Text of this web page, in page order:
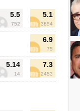
5.5
752
5.1
3854
6.9
75
5.14
14
7.3
2453